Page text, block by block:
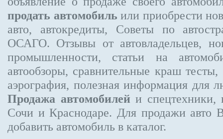
продать автомобиль или приобрести
авто, автокредиты, Советы по
ОСАГО. Отзывы от автовладельцев,
промышленности, статьи на
автообзоры, сравнительные краш
аэрография, полезная информация для
Продажа автомобилей и спецтехники,
Сочи и Краснодаре. Для продажи авто
добавить автомобиль в каталог.